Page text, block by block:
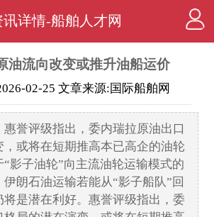
讯详情-船舶人才网
油流向改变或推升油船运价
02-25 文章来源:国际船舶网
惠誉评级指出，委内瑞拉原油出口
，或将在短期推高本已高企的油轮
影子油轮”向主流油轮运输模式的
朗石油运输若能从“影子船队”回
将是潜在利好。惠誉评级指出，委